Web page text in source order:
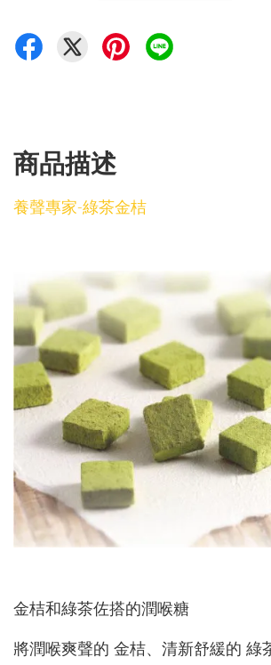
商品描述
養聲專家-綠茶金桔
金桔和綠茶佐搭的潤喉糖
將潤喉爽聲的 金桔、清新舒緩的 綠